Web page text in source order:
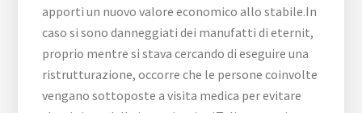
apporti un nuovo valore economico allo stabile.In
caso si sono danneggiati dei manufatti di eternit,
proprio mentre si stava cercando di eseguire una
ristrutturazione, occorre che le persone coinvolte
vengano sottoposte a visita medica per evitare